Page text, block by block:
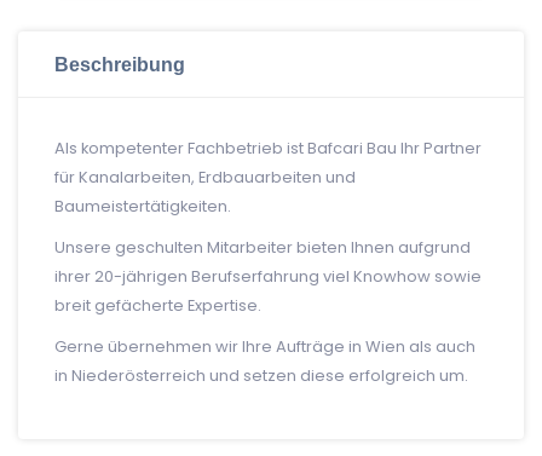
Beschreibung
Als kompetenter Fachbetrieb ist Bafcari Bau Ihr Partner
für Kanalarbeiten, Erdbauarbeiten und
Baumeistertätigkeiten.
Unsere geschulten Mitarbeiter bieten Ihnen aufgrund
ihrer 20-jährigen Berufserfahrung viel Knowhow sowie
breit gefächerte Expertise.
Gerne übernehmen wir Ihre Aufträge in Wien als auch
in Niederösterreich und setzen diese erfolgreich um.